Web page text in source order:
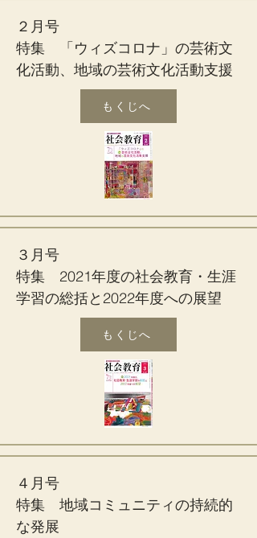
２月号
特集 「ウィズコロナ」の芸術文
化活動、地域の芸術文化活動支援
もくじへ
３月号
特集 2021年度の社会教育・生涯
学習の総括と2022年度への展望
もくじへ
４月号
特集 地域コミュニティの持続的
な発展